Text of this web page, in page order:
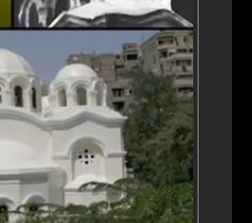
عن الموقع
ENGLISH